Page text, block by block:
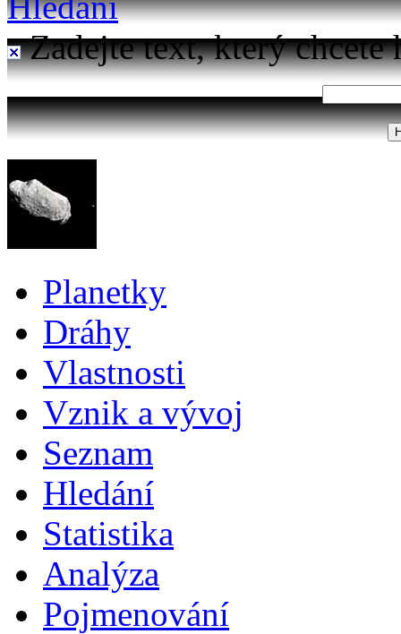
Zadejte text, který chcete
Planetky
Dráhy
Vlastnosti
Vznik a vývoj
Seznam
Hledání
Statistika
Analýza
Pojmenování